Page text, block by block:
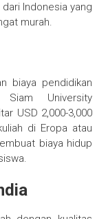
Indonesia yang
murah.
biaya pendidikan
University
USD 2,000-3,000
di Eropa atau
biaya hidup